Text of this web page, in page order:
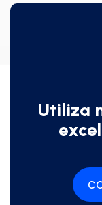
Utiliza